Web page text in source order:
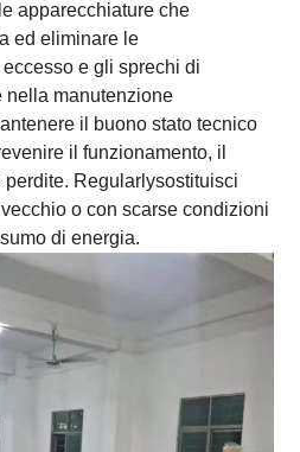
apparecchiature che
ed eliminare le
e gli sprechi di
nella manutenzione
il buono stato tecnico
il funzionamento, il
perdite. Regularlysostituisci
o con scarse condizioni
di energia.